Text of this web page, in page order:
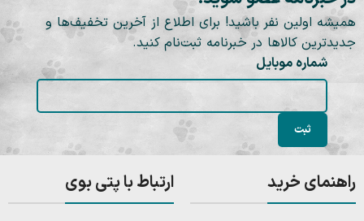
همیشه اولین نفر باشید! برای اطلاع از آخرین تخفیف‌ها و
جدیدترین کالاها در خبرنامه ثبت‌نام کنید.
شماره موبایل
راهنمای خرید ارتباط با پتی بوی